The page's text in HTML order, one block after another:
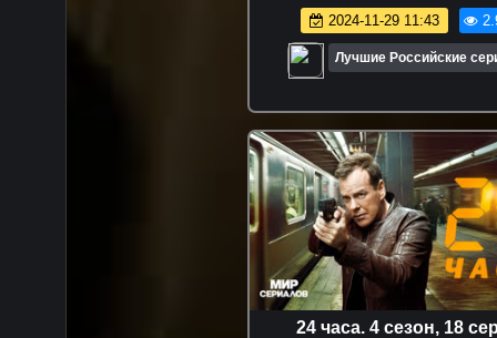
2024-11-29 11:43
Лучшие Российские
24 часа. 4 сезон, 18